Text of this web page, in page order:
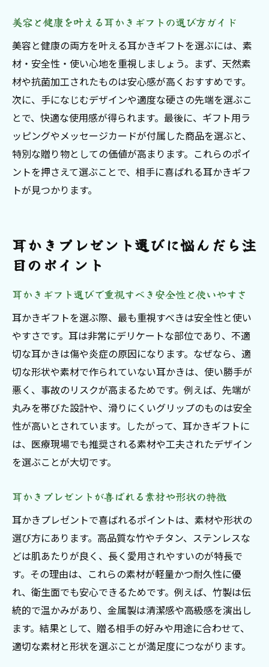
美容と健康を叶える耳かきギフトの選び方ガイド
美容と健康の両方を叶える耳かきギフトを選ぶには、素
材・安全性・使い心地を重視しましょう。まず、天然素
材や抗菌加工されたものは安心感が高くおすすめです。
次に、手になじむデザインや適度な硬さの先端を選ぶこ
とで、快適な使用感が得られます。最後に、ギフト用ラ
ッピングやメッセージカードが付属した商品を選ぶと、
特別な贈り物としての価値が高まります。これらのポイ
ントを押さえて選ぶことで、相手に喜ばれる耳かきギフ
トが見つかります。
耳かきプレゼント選びに悩んだら注
目のポイント
耳かきギフト選びで重視すべき安全性と使いやすさ
耳かきギフトを選ぶ際、最も重視すべきは安全性と使い
やすさです。耳は非常にデリケートな部位であり、不適
切な耳かきは傷や炎症の原因になります。なぜなら、適
切な形状や素材で作られていない耳かきは、使い勝手が
悪く、事故のリスクが高まるためです。例えば、先端が
丸みを帯びた設計や、滑りにくいグリップのものは安全
性が高いとされています。したがって、耳かきギフトに
は、医療現場でも推奨される素材や工夫されたデザイン
を選ぶことが大切です。
耳かきプレゼントが喜ばれる素材や形状の特徴
耳かきプレゼントで喜ばれるポイントは、素材や形状の
選び方にあります。高品質な竹やチタン、ステンレスな
どは肌あたりが良く、長く愛用されやすいのが特長で
す。その理由は、これらの素材が軽量かつ耐久性に優
れ、衛生面でも安心できるためです。例えば、竹製は伝
統的で温かみがあり、金属製は清潔感や高級感を演出し
ます。結果として、贈る相手の好みや用途に合わせて、
適切な素材と形状を選ぶことが満足度につながります。